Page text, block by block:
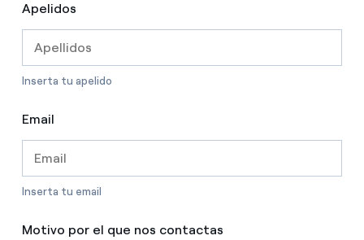
Apelidos
Inserta tu apelido
Email
Inserta tu email
Motivo por el que nos contactas